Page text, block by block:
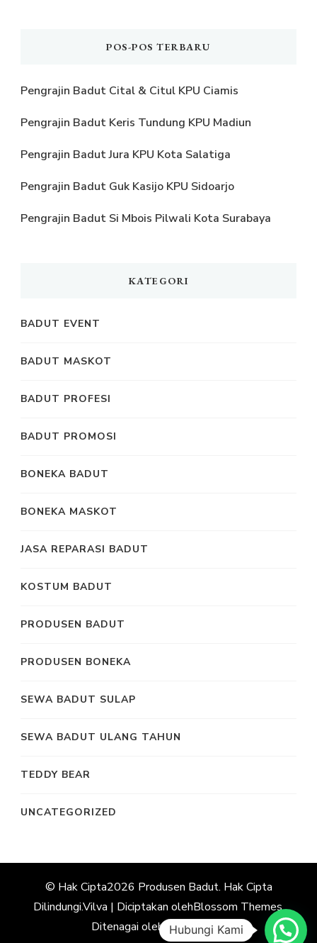
POS-POS TERBARU
Pengrajin Badut Cital & Citul KPU Ciamis
Pengrajin Badut Keris Tundung KPU Madiun
Pengrajin Badut Jura KPU Kota Salatiga
Pengrajin Badut Guk Kasijo KPU Sidoarjo
Pengrajin Badut Si Mbois Pilwali Kota Surabaya
KATEGORI
BADUT EVENT
BADUT MASKOT
BADUT PROFESI
BADUT PROMOSI
BONEKA BADUT
BONEKA MASKOT
JASA REPARASI BADUT
KOSTUM BADUT
PRODUSEN BADUT
PRODUSEN BONEKA
SEWA BADUT SULAP
SEWA BADUT ULANG TAHUN
TEDDY BEAR
UNCATEGORIZED
© Hak Cipta2026 Produsen Badut. Hak Cipta
Dilindungi.Vilva | Diciptakan olehBlossom Themes.
Ditenagai oleh WordPress.
Hubungi Kami